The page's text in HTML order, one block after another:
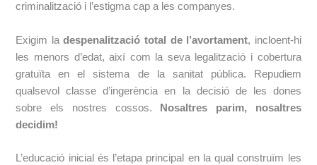
criminalització i l’estigma cap a les companyes.
Exigim la ​despenalització total de l’avortament​, incloent-hi
les menors d’edat, així com la seva legalització i cobertura
gratuïta en el sistema de la sanitat pública. Repudiem
qualsevol classe d’ingerència en la decisió de les dones
sobre els nostres cossos.
​Nosaltres parim, nosaltres
decidim!
L’educació inicial és l’etapa principal en la qual construïm les